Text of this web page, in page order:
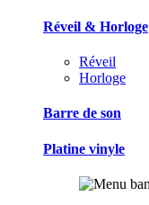
Réveil & Horloge
Réveil
Horloge
Barre de son
Platine vinyle